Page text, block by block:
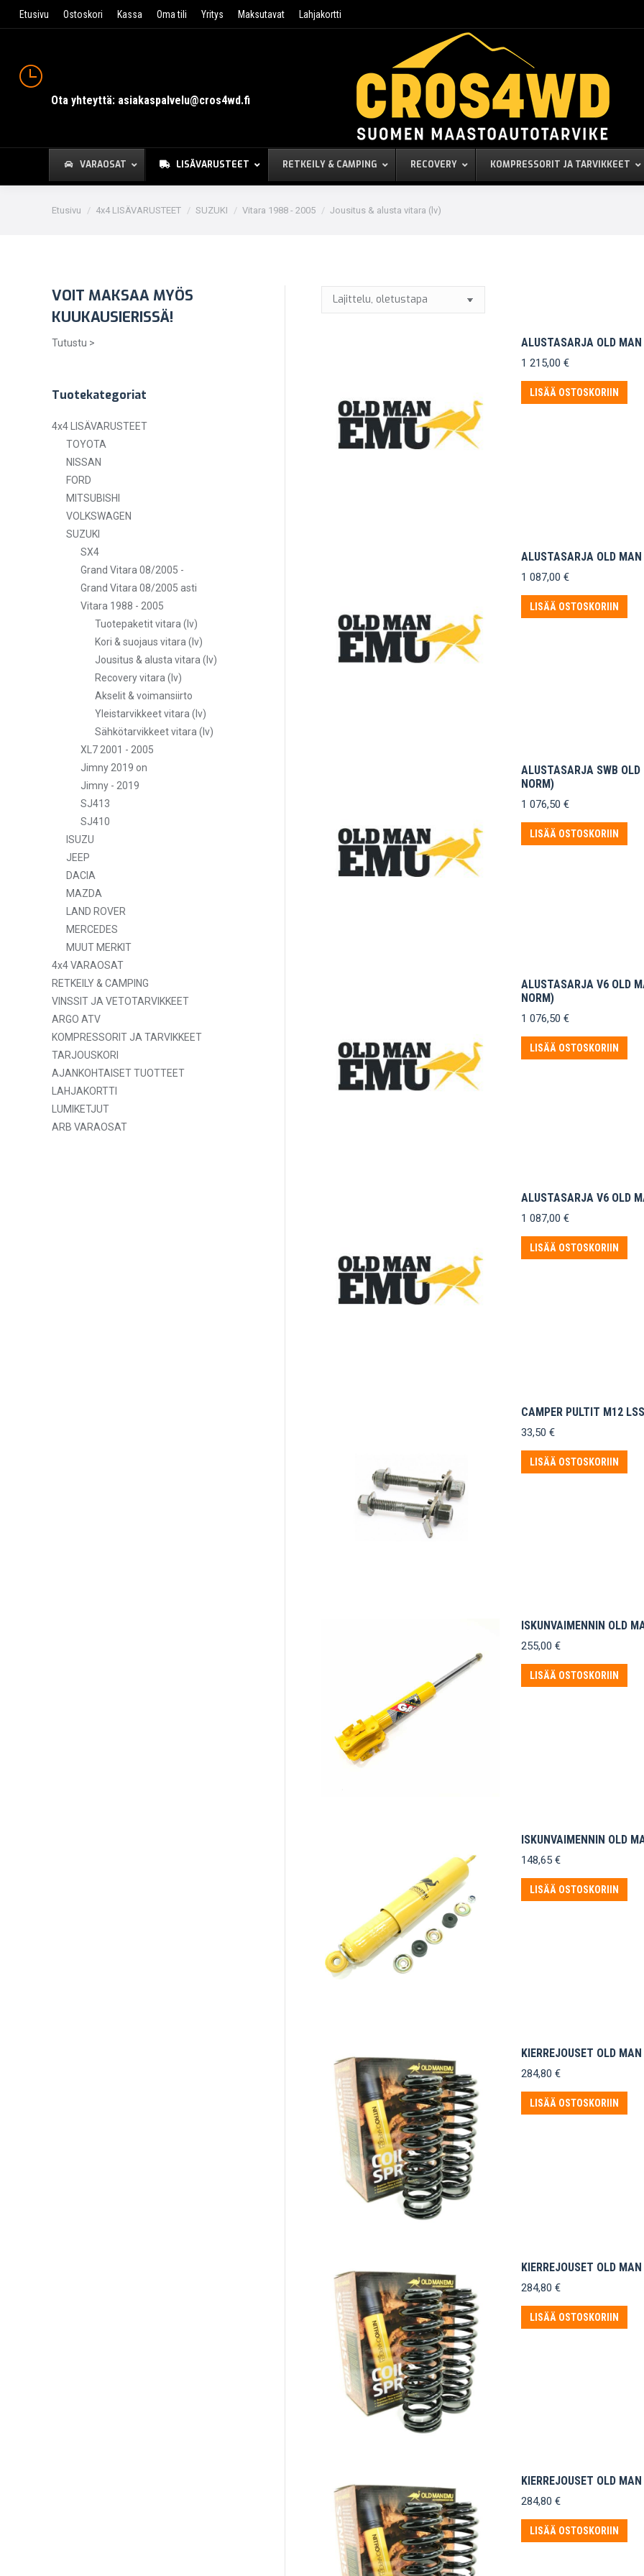
Etusivu Ostoskori Kassa Oma tili Yritys Maksutavat Lahjakortti
Ota yhteyttä: asiakaspalvelu@cros4wd.fi
VARAOSAT LISÄVARUSTEET RETKEILY & CAMPING RECOVERY KOMPRESSORIT JA TARVIKKEET
You are here:
Etusivu 4x4 LISÄVARUSTEET SUZUKI Vitara 1988 - 2005 Jousitus & alusta vitara (lv)
ALUSTASARJA OLD
1 215,00 €
LISÄÄ OSTOSKORIIN
ALUSTASARJA OLD
1 087,00 €
LISÄÄ OSTOSKORIIN
ALUSTASARJA SWB
NORM)
1 076,50 €
LISÄÄ OSTOSKORIIN
ALUSTASARJA V6 OLD
NORM)
1 076,50 €
LISÄÄ OSTOSKORIIN
ALUSTASARJA V6 OLD
1 087,00 €
LISÄÄ OSTOSKORIIN
CAMPER PULTIT M12
33,50 €
LISÄÄ OSTOSKORIIN
ISKUNVAIMENNIN OLD
255,00 €
LISÄÄ OSTOSKORIIN
ISKUNVAIMENNIN OLD
148,65 €
LISÄÄ OSTOSKORIIN
KIERREJOUSET OLD
284,80 €
LISÄÄ OSTOSKORIIN
KIERREJOUSET OLD
284,80 €
LISÄÄ OSTOSKORIIN
KIERREJOUSET OLD
284,80 €
LISÄÄ OSTOSKORIIN
VOIT MAKSAA MYÖS
KUUKAUSIERISSÄ!
Tutustu >
Tuotekategoriat
4x4 LISÄVARUSTEET
TOYOTA
NISSAN
FORD
MITSUBISHI
VOLKSWAGEN
SUZUKI
SX4
Grand Vitara 08/2005 -
Grand Vitara 08/2005 asti
Vitara 1988 - 2005
Tuotepaketit vitara (lv)
Kori & suojaus vitara (lv)
Jousitus & alusta vitara (lv)
Recovery vitara (lv)
Akselit & voimansiirto
Yleistarvikkeet vitara (lv)
Sähkötarvikkeet vitara (lv)
XL7 2001 - 2005
Jimny 2019 on
Jimny - 2019
SJ413
SJ410
ISUZU
JEEP
DACIA
MAZDA
LAND ROVER
MERCEDES
MUUT MERKIT
4x4 VARAOSAT
RETKEILY & CAMPING
VINSSIT JA VETOTARVIKKEET
ARGO ATV
KOMPRESSORIT JA TARVIKKEET
TARJOUSKORI
AJANKOHTAISET TUOTTEET
LAHJAKORTTI
LUMIKETJUT
ARB VARAOSAT